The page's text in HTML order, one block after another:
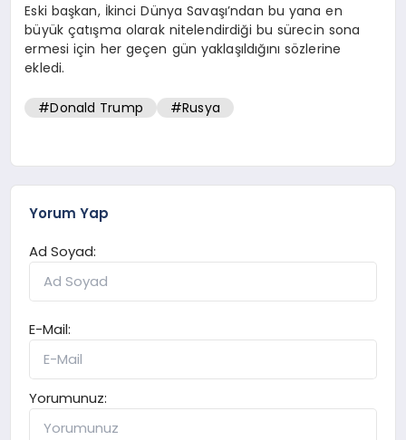
Eski başkan, İkinci Dünya Savaşı’ndan bu yana en
büyük çatışma olarak nitelendirdiği bu sürecin sona
ermesi için her geçen gün yaklaşıldığını sözlerine
ekledi.
#Donald Trump #Rusya
Yorum Yap
Ad Soyad:
E-Mail:
Yorumunuz: